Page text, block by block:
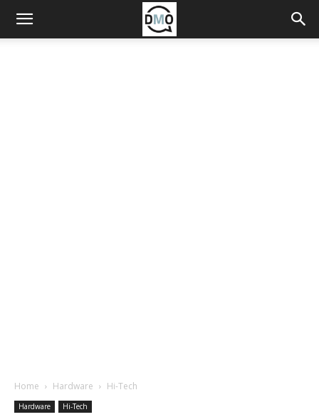
Home Hardware Hi-Tech
Hardware Hi-Tech